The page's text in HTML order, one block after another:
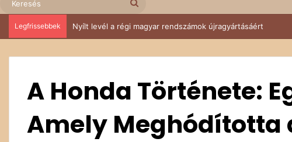
Legfrissebbek IV. Budakeszi Retro Autós és Ikarus találkozó – Suzukival a
A Honda Története:
Amely Meghódította